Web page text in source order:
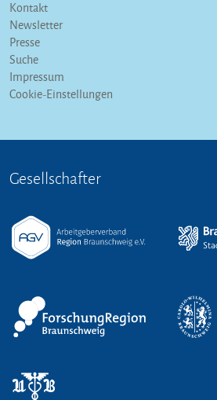
Kontakt
Newsletter
Presse
Suche
Impressum
Cookie-Einstellungen
Gesellschafter